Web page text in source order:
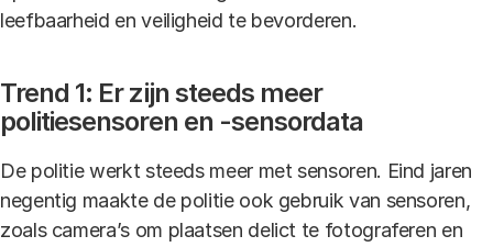
leefbaarheid en veiligheid te bevorderen.
Trend 1: Er zijn steeds meer
politiesensoren en -sensordata
De politie werkt steeds meer met sensoren. Eind jaren
negentig maakte de politie ook gebruik van sensoren,
zoals camera’s om plaatsen delict te fotograferen en